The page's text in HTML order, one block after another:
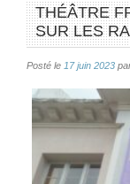
THÉÂTRE
SUR LES
Posté le 17 juin 2023